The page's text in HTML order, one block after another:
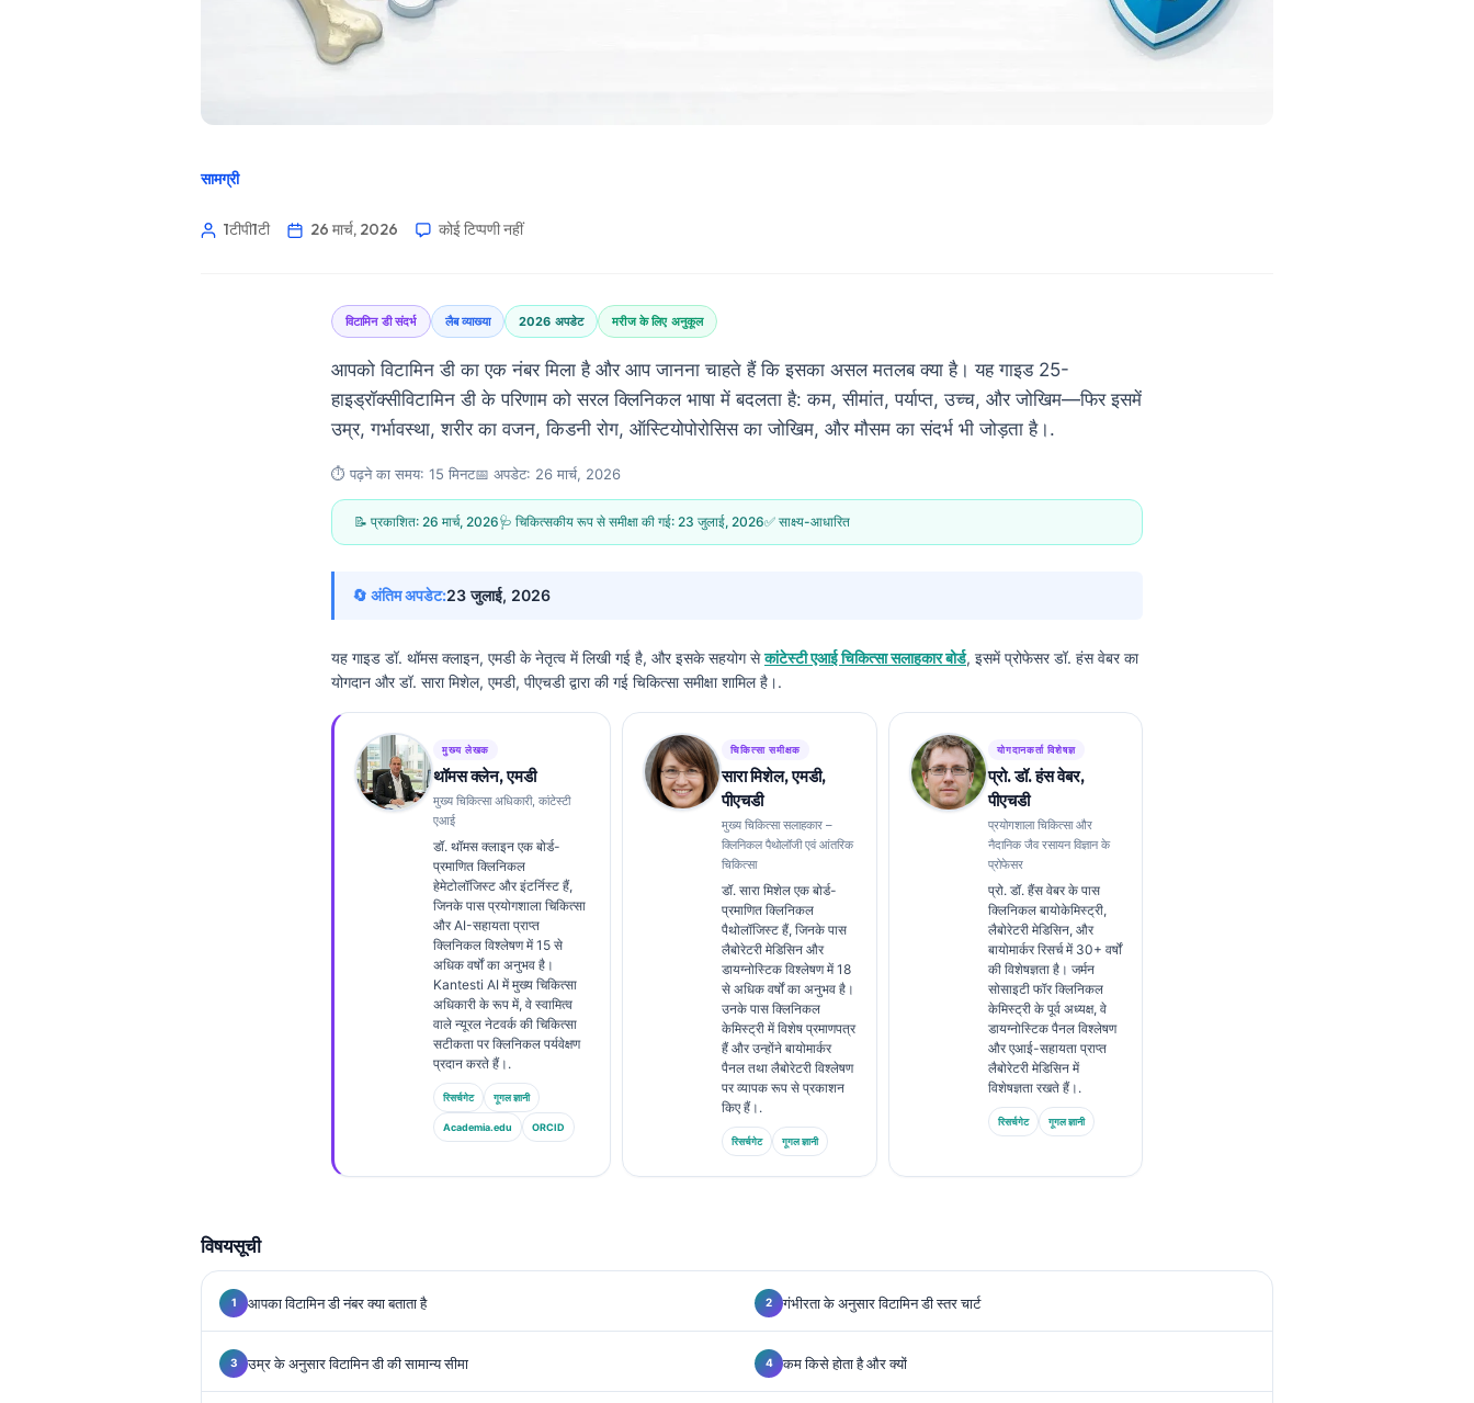
सामग्री
1टीपी1टी 26 मार्च, 2026 कोई टिप्पणी नहीं
विटामिन डी संदर्भ लैब व्याख्या 2026 अपडेट मरीज के लिए अनुकूल
आपको विटामिन डी का एक नंबर मिला है और आप जानना चाहते हैं कि इसका असल मतलब क्या है। यह गाइड 25-
हाइड्रॉक्सीविटामिन डी के परिणाम को सरल क्लिनिकल भाषा में बदलता है: कम, सीमांत, पर्याप्त, उच्च, और जोखिम—फिर इसमें
उम्र, गर्भावस्था, शरीर का वजन, किडनी रोग, ऑस्टियोपोरोसिस का जोखिम, और मौसम का संदर्भ भी जोड़ता है।.
⏱️ पढ़ने का समय: 15 मिनट📅 अपडेट: 26 मार्च, 2026
📝 प्रकाशित: 26 मार्च, 2026🩺 चिकित्सकीय रूप से समीक्षा की गई: 23 जुलाई, 2026✅ साक्ष्य-आधारित
🔄 अंतिम अपडेट:23 जुलाई, 2026
यह गाइड डॉ. थॉमस क्लाइन, एमडी के नेतृत्व में लिखी गई है, और इसके सहयोग सेकांटेस्टी एआई चिकित्सा सलाहकार बोर्ड, इसमें प्रोफेसर डॉ. हंस वेबर का
योगदान और डॉ. सारा मिशेल, एमडी, पीएचडी द्वारा की गई चिकित्सा समीक्षा शामिल है।.
मुख्य लेखक
थॉमस क्लेन, एमडी
मुख्य चिकित्सा अधिकारी, कांटेस्टी
एआई
डॉ. थॉमस क्लाइन एक बोर्ड-
प्रमाणित क्लिनिकल
हेमेटोलॉजिस्ट और इंटर्निस्ट हैं,
जिनके पास प्रयोगशाला चिकित्सा
और AI-सहायता प्राप्त
क्लिनिकल विश्लेषण में 15 से
अधिक वर्षों का अनुभव है।
Kantesti AI में मुख्य चिकित्सा
अधिकारी के रूप में, वे स्वामित्व
वाले न्यूरल नेटवर्क की चिकित्सा
सटीकता पर क्लिनिकल पर्यवेक्षण
प्रदान करते हैं।.
रिसर्चगेट गूगल ज्ञानी
Academia.edu ORCID
चिकित्सा समीक्षक
सारा मिशेल, एमडी,
पीएचडी
मुख्य चिकित्सा सलाहकार –
क्लिनिकल पैथोलॉजी एवं आंतरिक
चिकित्सा
डॉ. सारा मिशेल एक बोर्ड-
प्रमाणित क्लिनिकल
पैथोलॉजिस्ट हैं, जिनके पास
लैबोरेटरी मेडिसिन और
डायग्नोस्टिक विश्लेषण में 18
से अधिक वर्षों का अनुभव है।
उनके पास क्लिनिकल
केमिस्ट्री में विशेष प्रमाणपत्र
हैं और उन्होंने बायोमार्कर
पैनल तथा लैबोरेटरी विश्लेषण
पर व्यापक रूप से प्रकाशन
किए हैं।.
रिसर्चगेट गूगल ज्ञानी
योगदानकर्ता विशेषज्ञ
प्रो. डॉ. हंस वेबर,
पीएचडी
प्रयोगशाला चिकित्सा और
नैदानिक जैव रसायन विज्ञान के
प्रोफेसर
प्रो. डॉ. हैंस वेबर के पास
क्लिनिकल बायोकेमिस्ट्री,
लैबोरेटरी मेडिसिन, और
बायोमार्कर रिसर्च में 30+ वर्षों
की विशेषज्ञता है। जर्मन
सोसाइटी फॉर क्लिनिकल
केमिस्ट्री के पूर्व अध्यक्ष, वे
डायग्नोस्टिक पैनल विश्लेषण
और एआई-सहायता प्राप्त
लैबोरेटरी मेडिसिन में
विशेषज्ञता रखते हैं।.
रिसर्चगेट गूगल ज्ञानी
विषयसूची
आपका विटामिन डी नंबर क्या बताता है गंभीरता के अनुसार विटामिन डी स्तर चार्ट
उम्र के अनुसार विटामिन डी की सामान्य सीमा कम किसे होता है और क्यों
Galego
Македонски јазик
Euskara
Gàidhlig